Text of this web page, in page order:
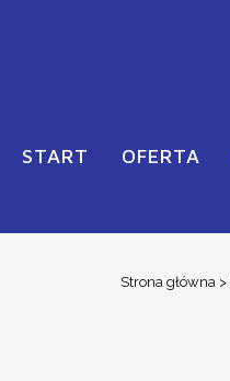
START OFERTA
Strona główna >